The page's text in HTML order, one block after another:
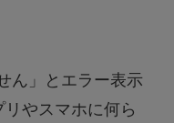
ん」とエラー表示
やスマホに何ら